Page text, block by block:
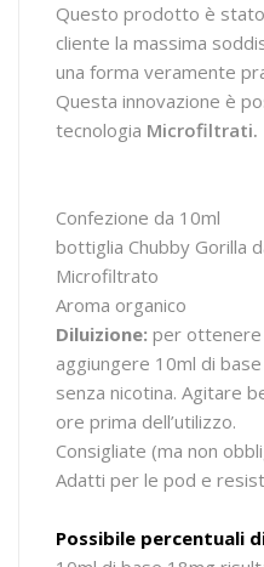
Questo prodotto è
cliente la massima
una forma veramente
Questa innovazione è
tecnologia Microfiltrati.
Confezione da 10ml
bottiglia Chubby Gorilla
Microfiltrato
Aroma organico
Diluizione: per ottenere
aggiungere 10ml di
senza nicotina. Agitare
ore prima dell’utilizzo.
Consigliate (ma non
Adatti per le pod e
Possibile percentuali